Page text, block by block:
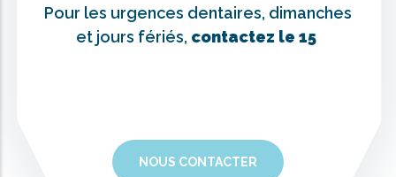
Pour les urgences dentaires, dimanches
et jours fériés, contactez le 15
NOUS CONTACTER